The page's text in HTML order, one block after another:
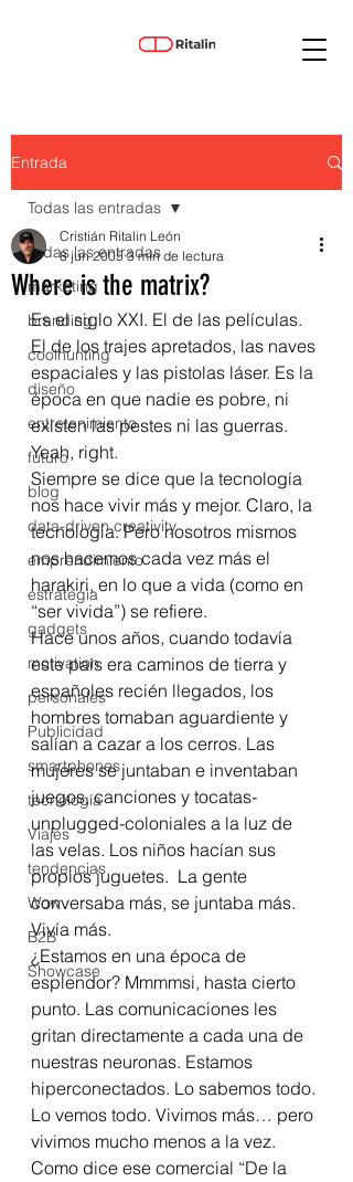
Entrada
Todas las entradas
marketing
branding
coolhunting
diseño
entretenimiento
futuro
blog
data-driven creativity
emprendimiento
estrategia
gadgets
motivation
personales
Publicidad
smartphones
tecnología
Viajes
tendencias
Wow
B2B
Showcase
Todas las entradas
Where is the matrix?
Cristián Ritalin León
8 jun 2005 3 min de lectura
Es el siglo XXI. El de las películas.
El de los trajes apretados, las naves
espaciales y las pistolas láser. Es la
época en que nadie es pobre, ni
existen las pestes ni las guerras.
Yeah, right.
Siempre se dice que la tecnología
nos hace vivir más y mejor. Claro, la
tecnología. Pero nosotros mismos
nos hacemos cada vez más el
harakiri, en lo que a vida (como en
“ser vivida”) se refiere.
Hace unos años, cuando todavía
este país era caminos de tierra y
españoles recién llegados, los
hombres tomaban aguardiente y
salían a cazar a los cerros. Las
mujeres se juntaban e inventaban
juegos, canciones y tocatas-
unplugged-coloniales a la luz de
las velas. Los niños hacían sus
propios juguetes.  La gente
conversaba más, se juntaba más.
Vivía más.
¿Estamos en una época de
esplendor? Mmmmsi, hasta cierto
punto. Las comunicaciones les
gritan directamente a cada una de
nuestras neuronas. Estamos
hiperconectados. Lo sabemos todo.
Lo vemos todo. Vivimos más… pero
vivimos mucho menos a la vez.
Como dice ese comercial “De la